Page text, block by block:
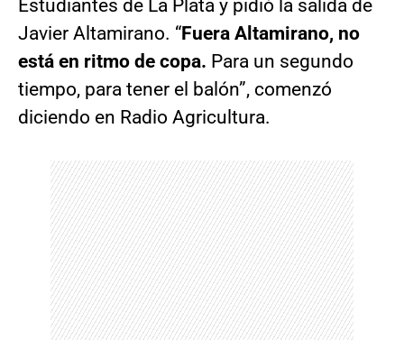
Estudiantes de La Plata y pidió la salida de
Javier Altamirano. “Fuera Altamirano, no
está en ritmo de copa. Para un segundo
tiempo, para tener el balón”, comenzó
diciendo en Radio Agricultura.